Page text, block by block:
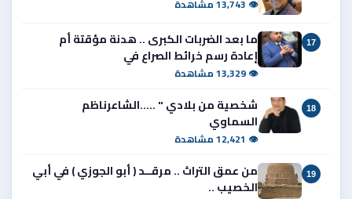
👁 13,743 مشاهدة
17
ما بعد الضربات الكبرى .. هدنة مؤقتة أم
إعادة رسم خرائط الصراع في
👁 13,329 مشاهدة
18
شخصية من بلادي " .....الشاعرناظم
السماوي
👁 12,421 مشاهدة
19
من عمق التراث .. مرقــد ( أبو الجوزي ) في أبي
الخصيب ..